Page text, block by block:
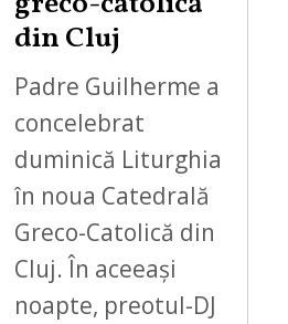
din Cluj
Padre Guilherme a
concelebrat
duminică Liturghia
în noua Catedrală
Greco-Catolică din
Cluj. În aceeași
noapte, preotul-DJ